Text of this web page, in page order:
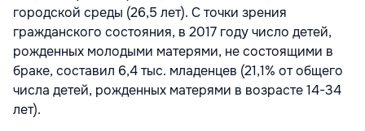
городской среды (26,5 лет). С точки зрения
гражданского состояния, в 2017 году число детей,
рожденных молодыми матерями, не состоящими в
браке, составил 6,4 тыс. младенцев (21,1% от общего
числа детей, рожденных матерями в возрасте 14-34
лет).